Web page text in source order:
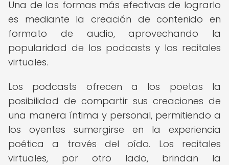
Una de las formas más efectivas de lograrlo
es mediante la creación de contenido en
formato de audio, aprovechando la
popularidad de los podcasts y los recitales
virtuales.
Los podcasts ofrecen a los poetas la
posibilidad de compartir sus creaciones de
una manera íntima y personal, permitiendo a
los oyentes sumergirse en la experiencia
poética a través del oído. Los recitales
virtuales, por otro lado, brindan la